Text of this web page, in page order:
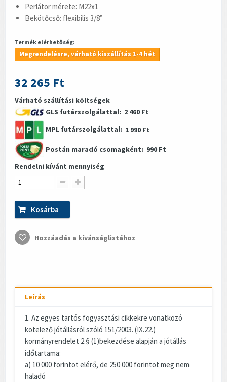
Perlátor mérete: M22x1
Bekötőcső: flexibilis 3/8”
Termék elérhetőség:
Megrendelésre, várható kiszállítás 1-4 hét
32 265 Ft
Várható szállítási költségek
GLS futárszolgálattal: 2 460 Ft
MPL futárszolgálattal: 1 990 Ft
Postán maradó csomagként: 990 Ft
Rendelni kívánt mennyiség
Kosárba
Hozzáadás a kívánságlistához
Leírás
1. Az egyes tartós fogyasztási cikkekre vonatkozó
kötelező jótállásról szóló 151/2003. (IX.22.)
kormányrendelet 2.§ (1)bekezdése alapján a jótállás
időtartama:
a) 10 000 forintot elérő, de 250 000 forintot meg nem
haladó